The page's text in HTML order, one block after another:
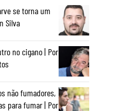
se torna um
Silva
no cigano | Por
não fumadores,
para fumar | Por